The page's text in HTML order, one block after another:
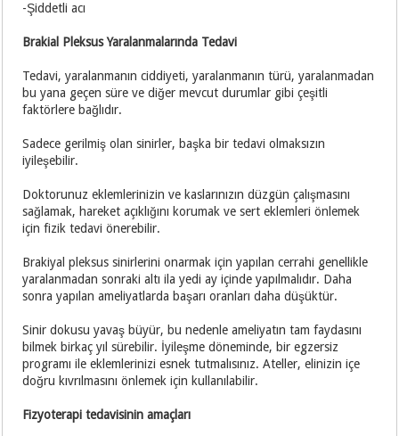
-Şiddetli acı
Brakial Pleksus Yaralanmalarında Tedavi
Tedavi, yaralanmanın ciddiyeti, yaralanmanın türü, yaralanmadan
bu yana geçen süre ve diğer mevcut durumlar gibi çeşitli
faktörlere bağlıdır.
Sadece gerilmiş olan sinirler, başka bir tedavi olmaksızın
iyileşebilir.
Doktorunuz eklemlerinizin ve kaslarınızın düzgün çalışmasını
sağlamak, hareket açıklığını korumak ve sert eklemleri önlemek
için fizik tedavi önerebilir.
Brakiyal pleksus sinirlerini onarmak için yapılan cerrahi genellikle
yaralanmadan sonraki altı ila yedi ay içinde yapılmalıdır. Daha
sonra yapılan ameliyatlarda başarı oranları daha düşüktür.
Sinir dokusu yavaş büyür, bu nedenle ameliyatın tam faydasını
bilmek birkaç yıl sürebilir. İyileşme döneminde, bir egzersiz
programı ile eklemlerinizi esnek tutmalısınız. Ateller, elinizin içe
doğru kıvrılmasını önlemek için kullanılabilir.
Fizyoterapi tedavisinin amaçları